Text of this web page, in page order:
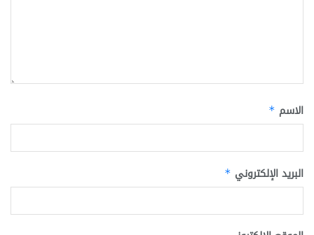
الاسم *
البريد الإلكتروني *